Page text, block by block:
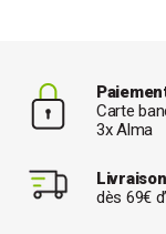
Carte
3x Alma
dès 69€